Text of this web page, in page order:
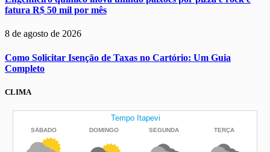
fatura R$ 50 mil por mês
8 de agosto de 2026
Como Solicitar Isenção de Taxas no Cartório: Um Guia
Completo
CLIMA